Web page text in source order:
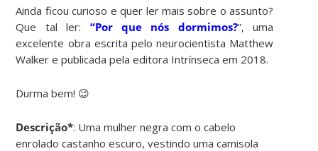
Ainda ficou curioso e quer ler mais sobre o assunto?
Que tal ler: “Por que nós dormimos?”, uma
excelente obra escrita pelo neurocientista Matthew
Walker e publicada pela editora Intrínseca em 2018.
Durma bem! 😉
Descrição*: Uma mulher negra com o cabelo
enrolado castanho escuro, vestindo uma camisola